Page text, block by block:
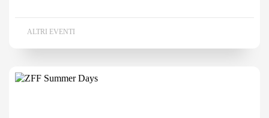
ALTRI EVENTI